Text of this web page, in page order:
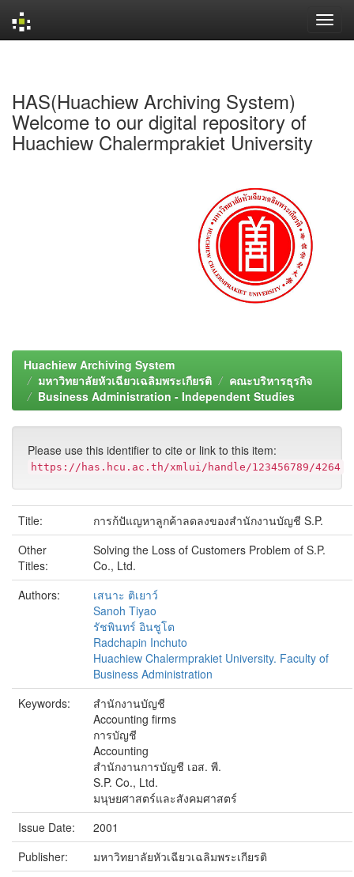
HAS(Huachiew Archiving System)
Welcome to our digital repository of
Huachiew Chalermprakiet University
Huachiew Archiving System
มหาวิทยาลัยหัวเฉียวเฉลิมพระเกียรติ
คณะบริหารธุรกิจ
Business Administration - Independent Studies
Please use this identifier to cite or link to this item:
https://has.hcu.ac.th/xmlui/handle/123456789/4264
Title:
การก้ปัแญหาลูกค้าลดลงของสำนักงานบัญชี S.P.
Other
Titles:
Solving the Loss of Customers Problem of S.P.
Co., Ltd.
Authors:
เสนาะ ติเยาว์
Sanoh Tiyao
รัชพินทร์ อินชูโต
Radchapin Inchuto
Huachiew Chalermprakiet University. Faculty of
Business Administration
Keywords:
สำนักงานบัญชี
Accounting firms
การบัญชี
Accounting
สำนักงานการบัญชี เอส. พี.
S.P. Co., Ltd.
มนุษยศาสตร์และสังคมศาสตร์
Issue Date:
2001
Publisher:
มหาวิทยาลัยหัวเฉียวเฉลิมพระเกียรติ